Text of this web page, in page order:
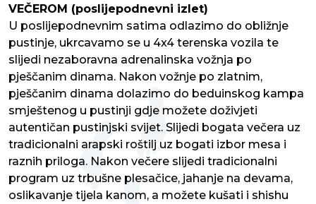
VEČEROM (poslijepodnevni izlet)
U poslijepodnevnim satima odlazimo do obližnje
pustinje, ukrcavamo se u 4x4 terenska vozila te
slijedi nezaboravna adrenalinska vožnja po
pješčanim dinama. Nakon vožnje po zlatnim,
pješčanim dinama dolazimo do beduinskog kampa
smještenog u pustinji gdje možete doživjeti
autentičan pustinjski svijet. Slijedi bogata večera uz
tradicionalni arapski roštilj uz bogati izbor mesa i
raznih priloga. Nakon večere slijedi tradicionalni
program uz trbušne plesačice, jahanje na devama,
oslikavanje tijela kanom, a možete kušati i shishu